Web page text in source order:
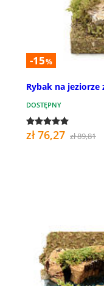
-15%
Rybak na jeziorze
DOSTĘPNY
zł 76,27 zł 89,81